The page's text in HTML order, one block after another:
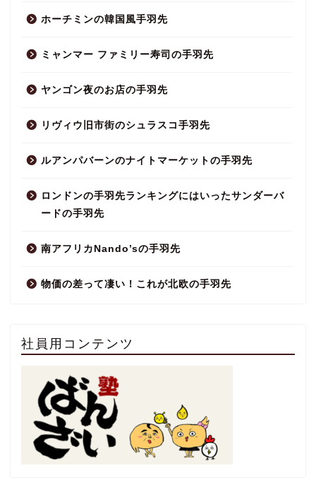
ホーチミンの韓国風手羽先
ミャンマー ファミリー寿司の手羽先
ヤンゴン夜のお店の手羽先
リヴィウ旧市街のシュラスコ手羽先
ルアンパバーンのナイトマーケットの手羽先
ロンドンの手羽先ランキングにはいったサンダーバ
ードの手羽先
南アフリカNando’sの手羽先
物価の差って凄い！これが北欧の手羽先
社員用コンテンツ